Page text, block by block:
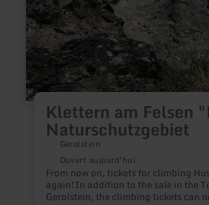
Klettern am Felsen
Naturschutzgebiet
Gerolstein
Ouvert aujourd'hui
From now on, tickets for climbing
again!In addition to the sale in the
Gerolstein, the climbing tickets can